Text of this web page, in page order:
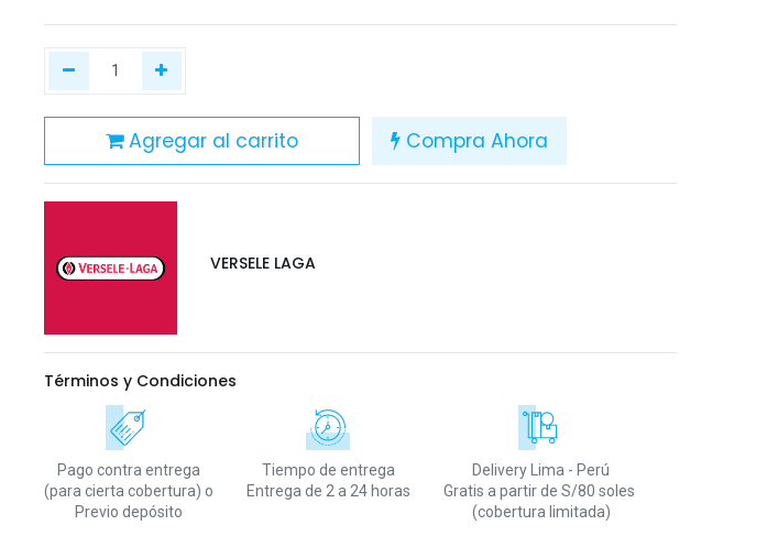
Agregar al carrito Compra Ahora
VERSELE LAGA
Términos y Condiciones
Pago contra entrega
(para cierta cobertura) o
Previo depósito
Tiempo de entrega
Entrega de 2 a 24 horas
Delivery Lima - Perú
Gratis a partir de S/80 soles
(cobertura limitada)